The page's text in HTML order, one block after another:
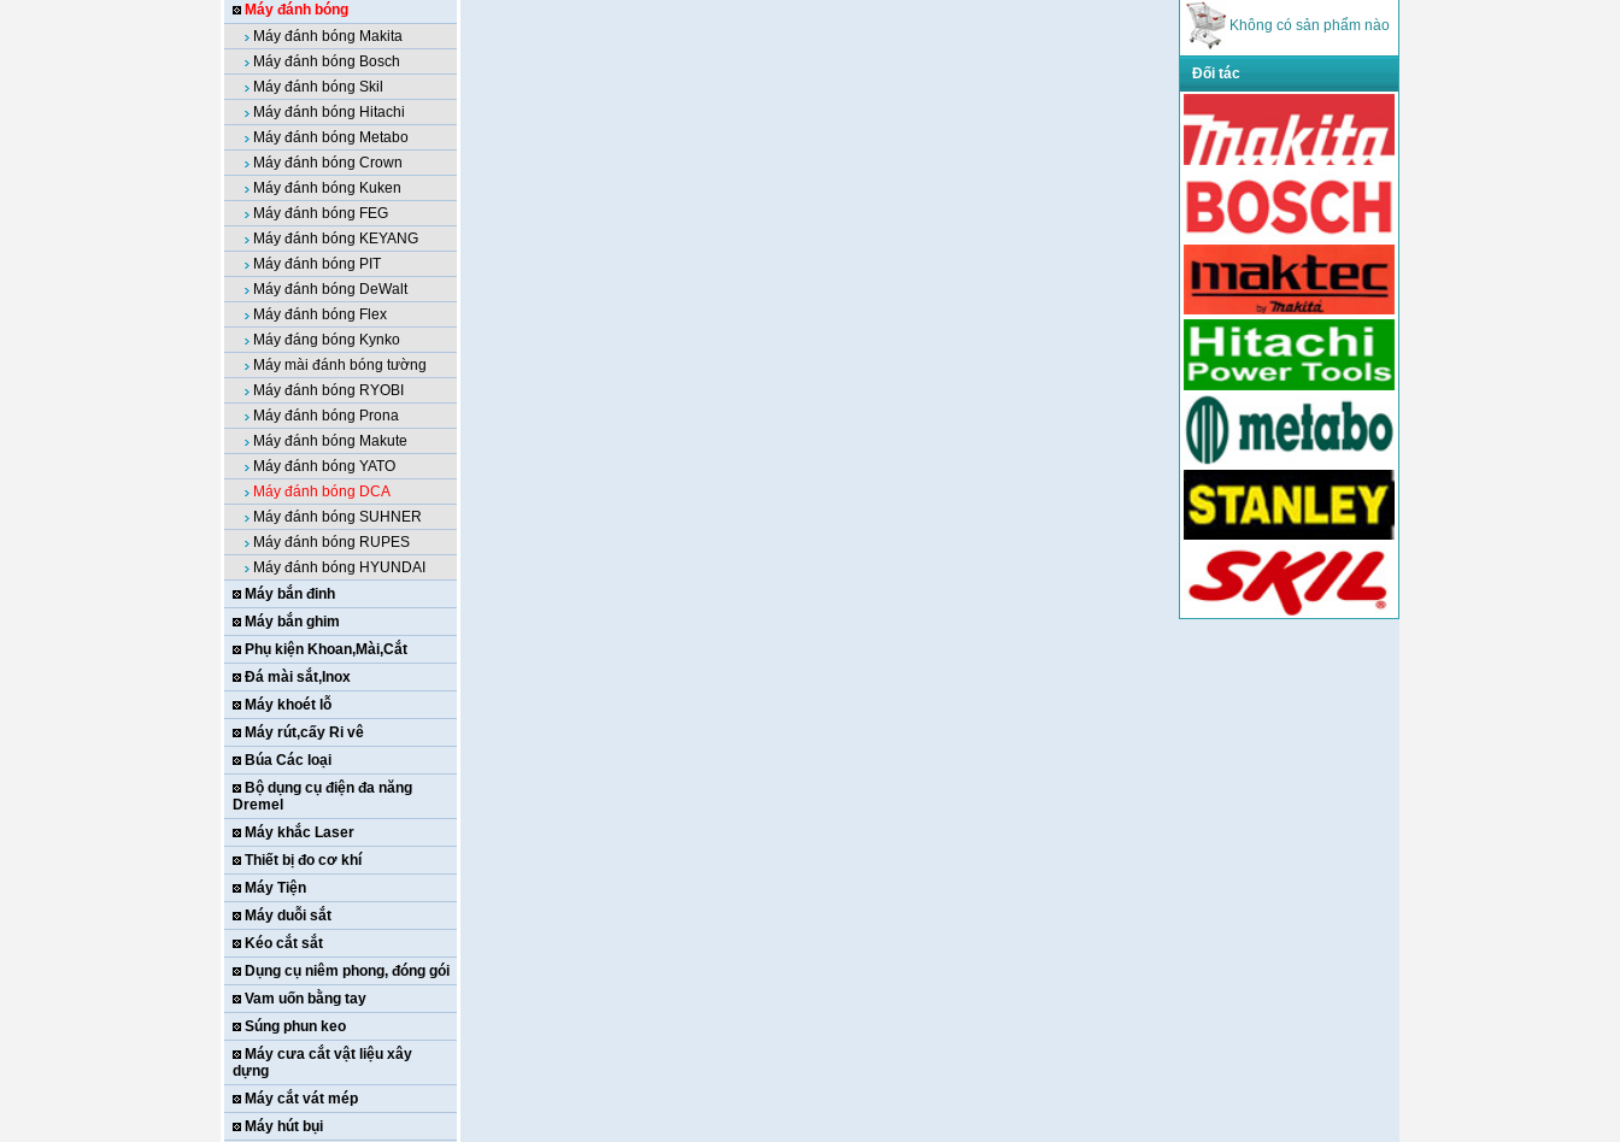
Máy đánh bóng
Máy đánh bóng Makita
Máy đánh bóng Bosch
Máy đánh bóng Skil
Máy đánh bóng Hitachi
Máy đánh bóng Metabo
Máy đánh bóng Crown
Máy đánh bóng Kuken
Máy đánh bóng FEG
Máy đánh bóng KEYANG
Máy đánh bóng PIT
Máy đánh bóng DeWalt
Máy đánh bóng Flex
Máy đáng bóng Kynko
Máy mài đánh bóng tường
Máy đánh bóng RYOBI
Máy đánh bóng Prona
Máy đánh bóng Makute
Máy đánh bóng YATO
Máy đánh bóng DCA
Máy đánh bóng SUHNER
Máy đánh bóng RUPES
Máy đánh bóng HYUNDAI
Máy bắn đinh
Máy bắn ghim
Phụ kiện Khoan,Mài,Cắt
Đá mài sắt,Inox
Máy khoét lỗ
Máy rút,cấy Ri vê
Búa Các loại
Bộ dụng cụ điện đa năng
Dremel
Máy khắc Laser
Thiết bị đo cơ khí
Máy Tiện
Máy duỗi sắt
Kéo cắt sắt
Dụng cụ niêm phong, đóng gói
Vam uốn bằng tay
Súng phun keo
Máy cưa cắt vật liệu xây
dựng
Máy cắt vát mép
Máy hút bụi
Không có sản phẩm nào
Đối tác